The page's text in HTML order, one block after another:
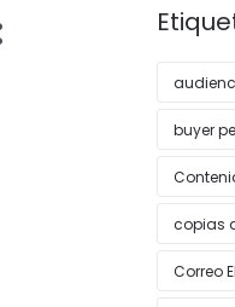
buyer
copias
Correo